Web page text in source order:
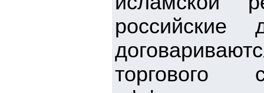
российские
торгового